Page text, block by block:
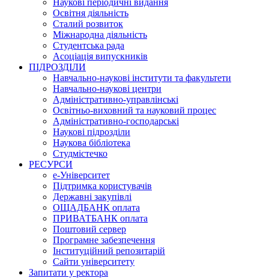
Освітня діяльність
Сталий розвиток
Міжнародна діяльність
Студентська рада
Асоціація випускників
ПІДРОЗДІЛИ
Навчально-наукові інститути та факультети
Навчально-наукові центри
Адміністративно-управлінські
Освітньо-виховний та науковий процес
Адміністративно-господарські
Наукові підрозділи
Наукова бібліотека
Студмістечко
РЕСУРСИ
е-Університет
Підтримка користувачів
Державні закупівлі
ОЩАДБАНК оплата
ПРИВАТБАНК оплата
Поштовий сервер
Програмне забезпечення
Інституційний репозитарій
Сайти університету
Запитати у ректора